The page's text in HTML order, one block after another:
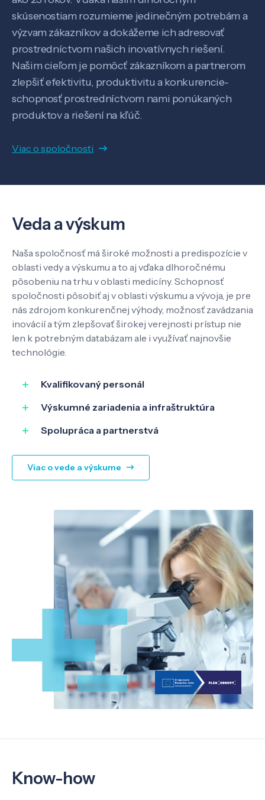
Pôsobenie
Know-how
O nás
skúsenostiam rozumieme jedinečným potrebám a
výzvam zákazníkov a dokážeme ich adresovať
prostredníctvom našich inovatívnych riešení.
Našim cieľom je pomôcť zákazníkom a partnerom
zlepšiť efektivitu, produktivitu a konkurencie-
schopnosť prostredníctvom nami ponúkaných
produktov a riešení na kľúč.
Viac o spoločnosti
Veda a výskum
Naša spoločnosť má široké možnosti a predispozície v
oblasti vedy a výskumu a to aj vďaka dlhoročnému
pôsobeniu na trhu v oblasti medicíny. Schopnosť
spoločnosti pôsobiť aj v oblasti výskumu a vývoja, je pre
nás zdrojom konkurenčnej výhody, možnosť zavádzania
inovácií a tým zlepšovať širokej verejnosti prístup nie
len k potrebným databázam ale i využívať najnovšie
technológie.
Kvalifikovaný personál
Výskumné zariadenia a infraštruktúra
Spolupráca a partnerstvá
Viac o vede a výskume
Know-how